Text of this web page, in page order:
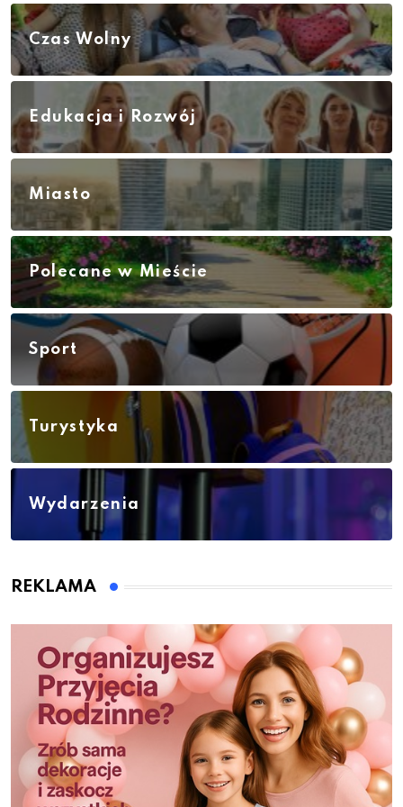
Czas Wolny
Edukacja i Rozwój
Miasto
Polecane w Mieście
Sport
Turystyka
Wydarzenia
REKLAMA